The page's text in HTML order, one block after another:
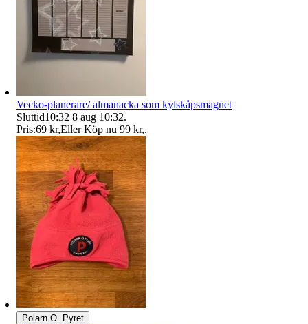
Vecko-planerare/ almanacka som kylskåpsmagnet
Sluttid10:32 8 aug 10:32.
Pris:69 kr,Eller Köp nu 99 kr,.
Polarn O. Pyret